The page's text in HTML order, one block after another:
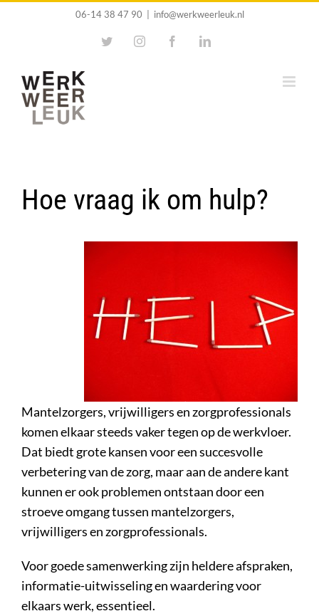
06-14 38 47 90 info@werkweerleuk.nl
TwitterInstagramFacebookLinkedIn
Hoe vraag ik om hulp?
Mantelzorgers, vrijwilligers en zorgprofessionals
komen elkaar steeds vaker tegen op de werkvloer.
Dat biedt grote kansen voor een succesvolle
verbetering van de zorg, maar aan de andere kant
kunnen er ook problemen ontstaan door een
stroeve omgang tussen mantelzorgers,
vrijwilligers en zorgprofessionals.
Voor goede samenwerking zijn heldere afspraken,
informatie-uitwisseling en waardering voor
elkaars werk, essentieel.